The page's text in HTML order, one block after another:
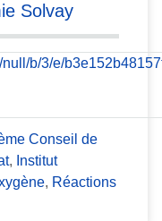
Solvay
Conseil de
, Institut
, Réactions